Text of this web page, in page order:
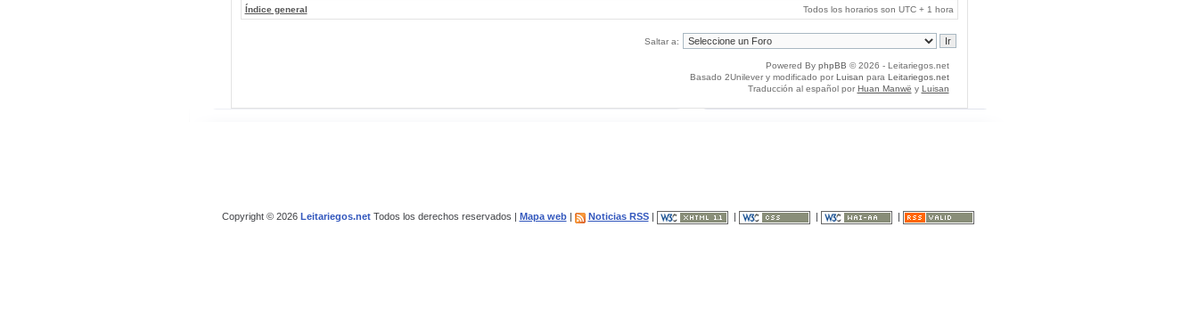
Índice general Todos los horarios son UTC + 1 hora
Saltar a:
Powered By phpBB © 2026 - Leitariegos.net
Basado 2Unilever y modificado por Luisan para Leitariegos.net
Traducción al español por Huan Manwë y Luisan
Copyright © 2026 Leitariegos.netTodos los derechos reservados | Mapa web| Noticias RSS|